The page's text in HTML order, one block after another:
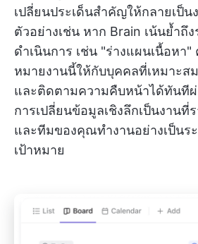
เปลี่ยนประเด็นสำคัญให้กลายเป็น
ตัวอย่างเช่น หาก Brain เน้นย้ำถึ
ดำเนินการ เช่น "ร่างแผนเนื้อหา
หมายงานนี้ให้กับบุคคลที่เหมาะส
และติดตามความคืบหน้าได้ทันทีผ่
การเปลี่ยนข้อมูลเชิงลึกเป็นงาน
และทีมของคุณทำงานอย่างเป็นร
เป้าหมาย